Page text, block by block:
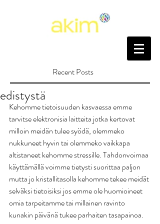
Recent Posts
edistystä
Kehomme tietoisuuden kasvaessa emme
tarvitse elektronisia laitteita jotka kertovat
milloin meidän tulee syödä, olemmeko
nukkuneet hyvin tai olemmeko vaikkapa
altistaneet kehomme stressille. Tahdonvoimaa
käyttämällä voimme tietysti suorittaa paljon
mutta jo kristallitasolla kehomme tekee meidät
selväksi tietoisiksi jos emme ole huomioineet
omia tarpeitamme tai millainen ravinto
kunakin päivänä tukee parhaiten tasapainoa.